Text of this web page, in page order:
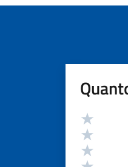
Valutazione